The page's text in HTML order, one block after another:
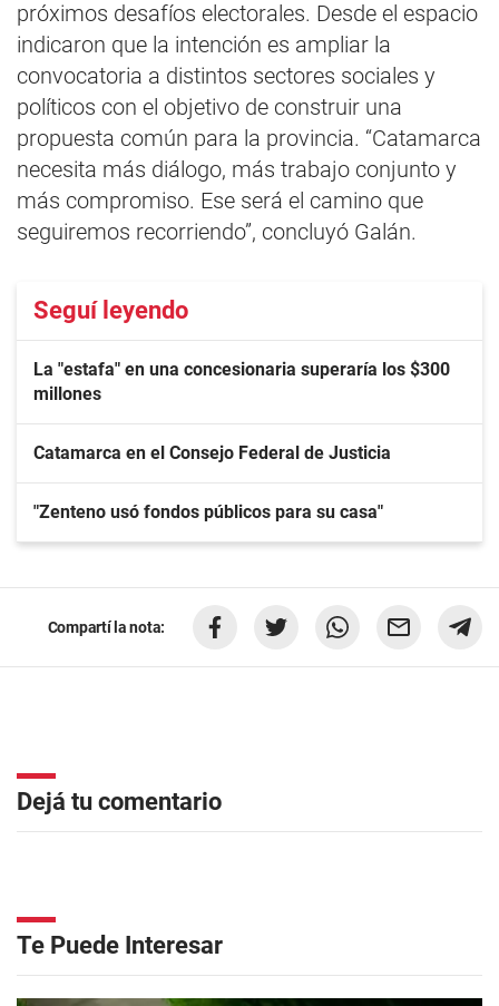
próximos desafíos electorales. Desde el espacio
indicaron que la intención es ampliar la
convocatoria a distintos sectores sociales y
políticos con el objetivo de construir una
propuesta común para la provincia. “Catamarca
necesita más diálogo, más trabajo conjunto y
más compromiso. Ese será el camino que
seguiremos recorriendo”, concluyó Galán.
Seguí leyendo
La "estafa" en una concesionaria superaría los $300
millones
Catamarca en el Consejo Federal de Justicia
"Zenteno usó fondos públicos para su casa"
Compartí la nota:
Dejá tu comentario
Te Puede Interesar